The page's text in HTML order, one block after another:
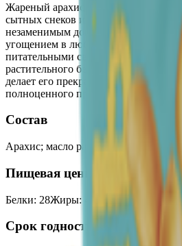
Жареный арахис «Джинн» –
сытных снеков и хрустящих орехов.
незаменимым дополнением к
угощением в любое время дня.
питательными свойствами и
растительного белка, полезных
делает его прекрасной закуской как
полноценного приема пищи.
Состав
Арахис; масло растительное; соль.
Пищевая ценность на 100г
Белки: 28Жиры: Углеводы
Срок годности